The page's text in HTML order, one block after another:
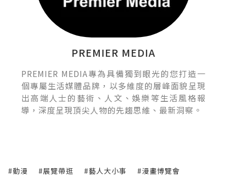
PREMIER MEDIA
PREMIER MEDIA專為具備獨到眼光的您打造一
個專屬生活媒體品牌，以多維度的層峰面貌呈現
出高端人士的藝術、人文、娛樂等生活風格報
導，深度呈現頂尖人物的先趨思維、最新洞察。
#動漫 #展覽帶逛 #藝人大小事 #漫畫博覽會